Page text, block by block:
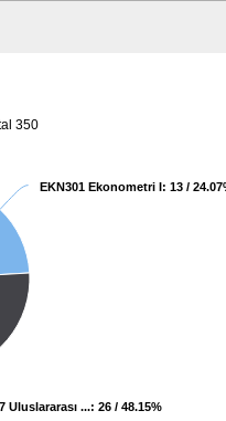
350
EKN301 Ekonometri I: 13 /
Uluslararası ...: 26 / 48.15%